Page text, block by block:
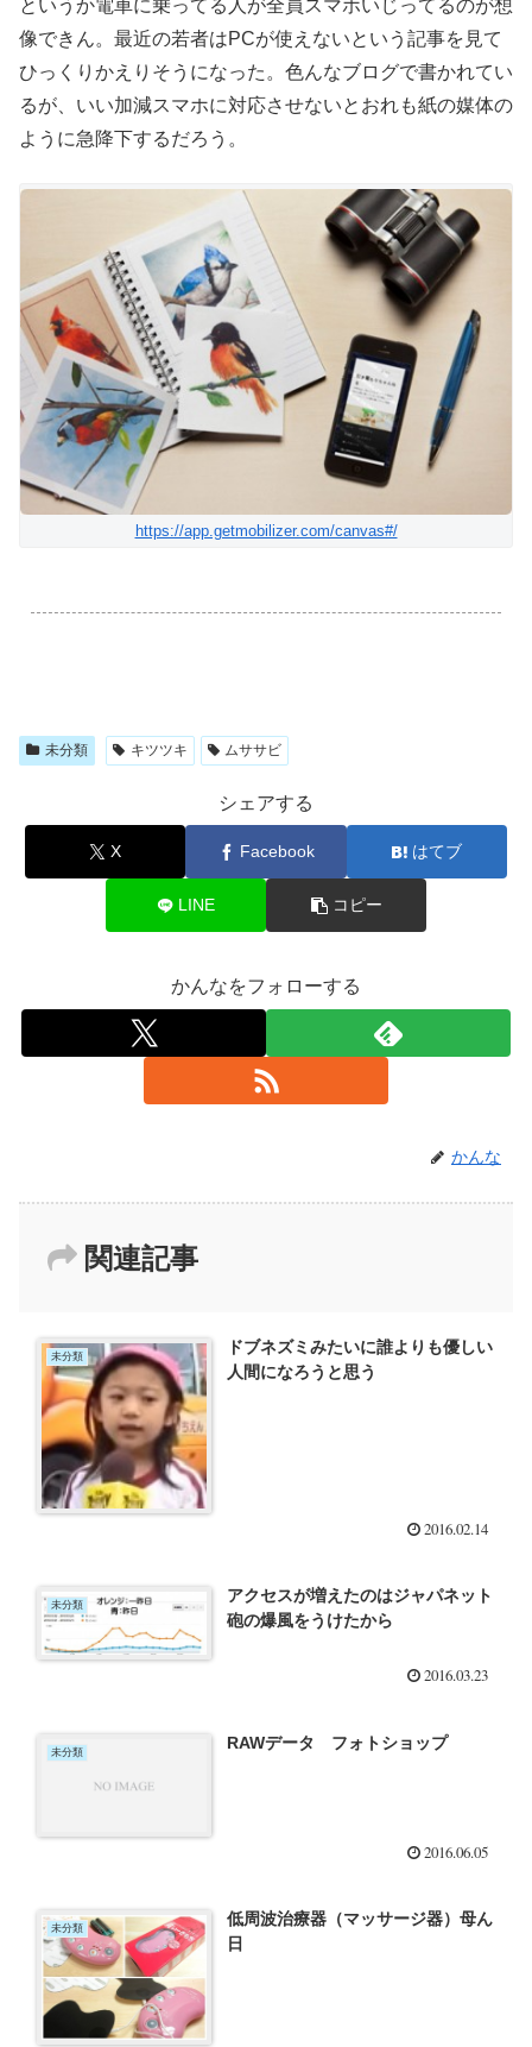
というか電車に乗ってる人が全員スマホいじってるのが想
像できん。最近の若者はPCが使えないという記事を見て
ひっくりかえりそうになった。色んなブログで書かれてい
るが、いい加減スマホに対応させないとおれも紙の媒体の
ように急降下するだろう。
https://app.getmobilizer.com/canvas#/
未分類 キツツキ ムササビ
シェアする
X Facebook はてブ
LINE コピー
かんなをフォローする
かんな
関連記事
未分類
ドブネズミみたいに誰よりも優しい
人間になろうと思う
2016.02.14
未分類
アクセスが増えたのはジャパネット
砲の爆風をうけたから
2016.03.23
未分類 RAWデータ フォトショップ
2016.06.05
未分類
低周波治療器（マッサージ器）母ん
日